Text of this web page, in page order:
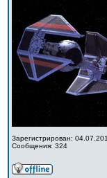
Зарегистрирован:
Сообщения: 324